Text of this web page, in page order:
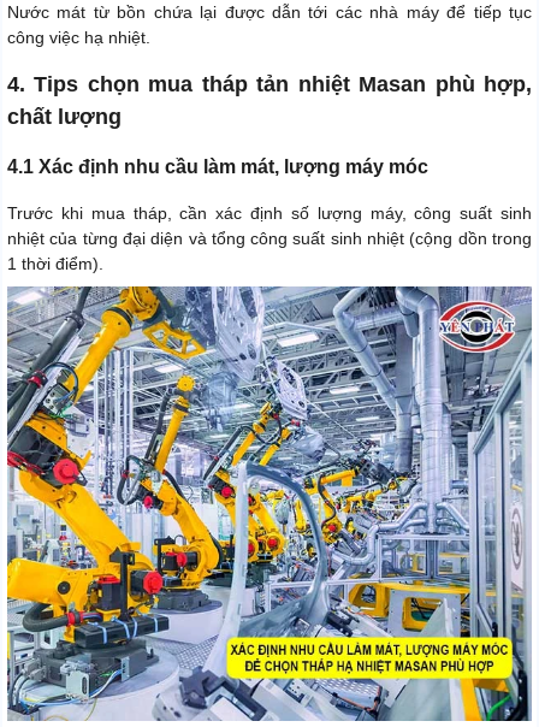
Nước mát từ bồn chứa lại được dẫn tới các nhà máy để tiếp tục
công việc hạ nhiệt.
4. Tips chọn mua tháp tản nhiệt Masan phù hợp,
chất lượng
4.1 Xác định nhu cầu làm mát, lượng máy móc
Trước khi mua tháp, cần xác định số lượng máy, công suất sinh
nhiệt của từng đại diện và tổng công suất sinh nhiệt (cộng dồn trong
1 thời điểm).